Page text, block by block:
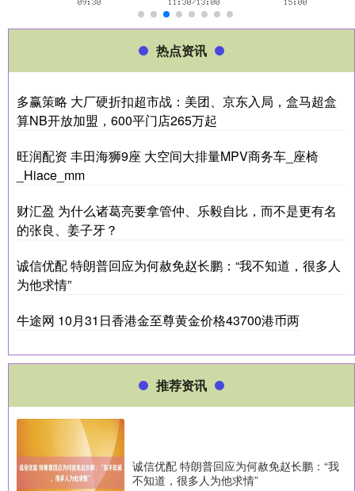
热点资讯
多赢策略 大厂硬折扣超市战：美团、京东入局，盒马超盒
算NB开放加盟，600平门店265万起
旺润配资 丰田海狮9座 大空间大排量MPV商务车_座椅
_Hiace_mm
财汇盈 为什么诸葛亮要拿管仲、乐毅自比，而不是更有名
的张良、姜子牙？
诚信优配 特朗普回应为何赦免赵长鹏：“我不知道，很多人
为他求情”
牛途网 10月31日香港金至尊黄金价格43700港币两
推荐资讯
诚信优配 特朗普回应为何赦免赵长鹏：“我
不知道，很多人为他求情”